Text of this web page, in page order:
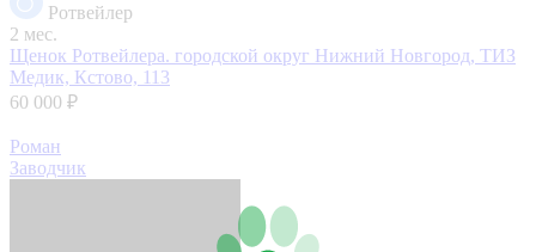
Ротвейлер
2 мес.
Щенок Ротвейлера. городской округ Нижний Новгород, ТИЗ
Медик, Кстово, 113
60 000 ₽
Роман
Заводчик